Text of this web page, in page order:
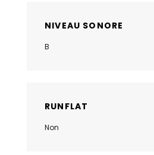
NIVEAU SONORE
B
RUNFLAT
Non